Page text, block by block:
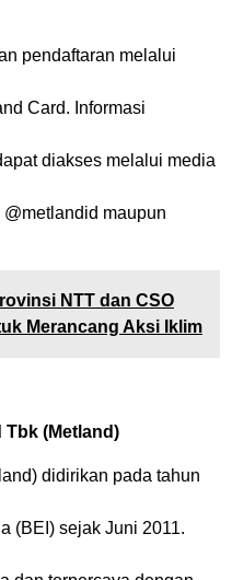
pendaftaran melalui
Card. Informasi
diakses melalui media
maupun
NTT dan CSO
Merancang Aksi Iklim
Tbk (Metland)
didirikan pada tahun
(BEI) sejak Juni 2011.